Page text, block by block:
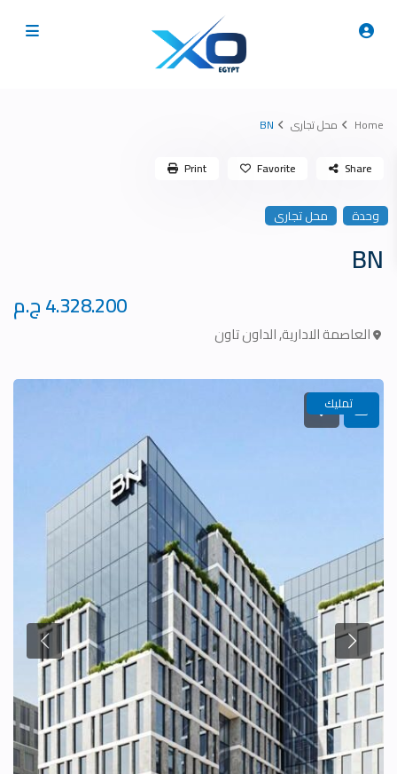
Home محل تجارى BN
وحدة محل تجارى
BN
العاصمة الادارية,الداون تاون
Share
Favorite
Print
تمليك